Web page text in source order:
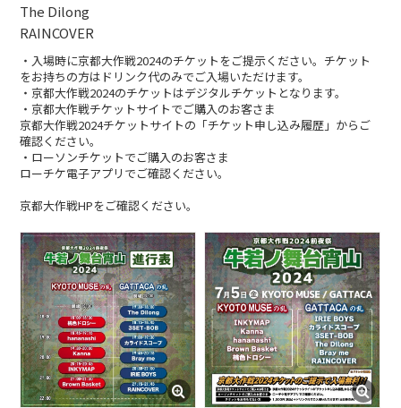
たにき
アンリ
SAKKO
CONTACT
The Dilong
RAINCOVER
・入場時に京都大作戦2024のチケットをご提示ください。チケット
をお持ちの方はドリンク代のみでご入場いただけます。
・京都大作戦2024のチケットはデジタルチケットとなります。
・京都大作戦チケットサイトでご購入のお客さま
京都大作戦2024チケットサイトの「チケット申し込み履歴」からご
確認ください。
・ローソンチケットでご購入のお客さま
ローチケ電子アプリでご確認ください。
京都大作戦HPをご確認ください。